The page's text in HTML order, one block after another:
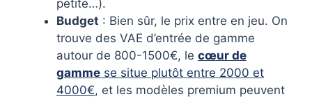
petite…).
Budget : Bien sûr, le prix entre en jeu. On
trouve des VAE d’entrée de gamme
autour de 800-1500€, le cœur de
gamme se situe plutôt entre 2000 et
4000€, et les modèles premium peuvent